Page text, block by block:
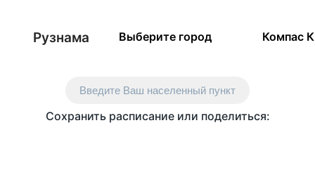
Рузнама Выберите город Компас
Введите Ваш населенный пункт
Сохранить расписание или поделиться: